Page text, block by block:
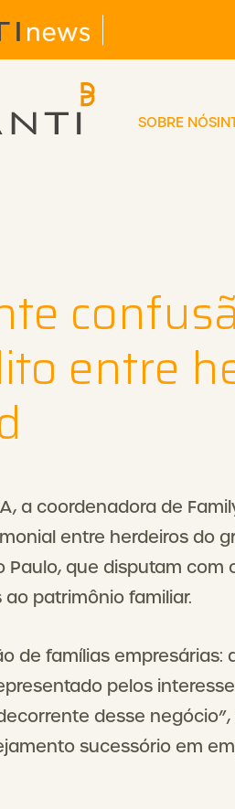
SOBRE NÓS
entre
a coordenadora de
entre herdeiros do
Paulo, que disputam
patrimônio familiar.
de famílias
pelos
desse
sucessório em